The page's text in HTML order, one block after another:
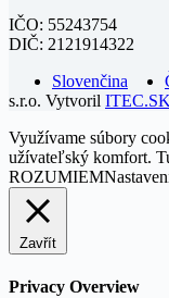
IČO: 55243754
DIČ: 2121914322
Slovenčina
s.r.o. Vytvoril ITEC.SK
Využívame súbory
užívateľský komfort.
ROZUMIEM
Zavřít
Privacy Overview